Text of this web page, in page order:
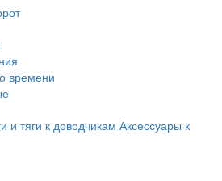
времени
и тяги к доводчикам Аксессуары к